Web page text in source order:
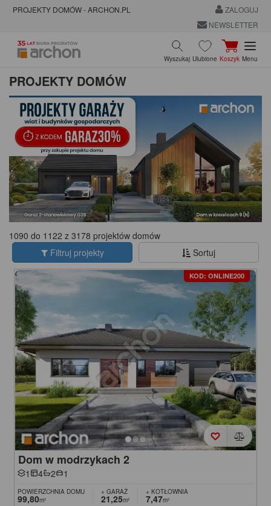
PROJEKTY DOMÓW - ARCHON.PL
ZALOGUJ
NEWSLETTER
Wyszukaj Ulubione Koszyk Menu
PROJEKTY DOMÓW
1090 do 1122 z 3178 projektów domów
Filtruj projekty
Sortuj
KOD: ONLINE200
Dom w modrzykach 2
1 4 2 1
POWIERZCHNIA DOMU
99,80m²
+ GARAŻ
21,25m²
+ KOTŁOWNIA
7,47m²